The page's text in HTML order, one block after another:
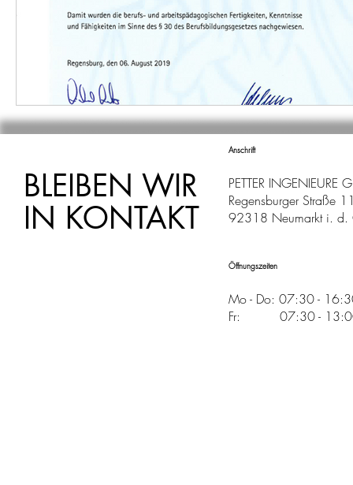
BLEIBEN WIR
IN KONTAKT
Anschrift
PETTER INGENIEURE
Regensburger Straße
92318 Neumarkt i. d.
Öffnungszeiten
Mo - Do: 07:30 -
Fr: 07:30 -